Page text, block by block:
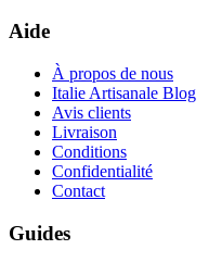
Aide
À propos de nous
Italie Artisanale Blog
Avis clients
Livraison
Conditions
Confidentialité
Contact
Guides